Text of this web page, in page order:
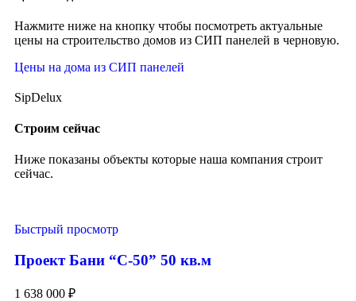
Нажмите ниже на кнопку чтобы посмотреть актуальные
цены на строительство домов из СИП панелей в черновую.
Цены на дома из СИП панелей
SipDelux
Строим сейчас
Ниже показаны объекты которые наша компания строит
сейчас.
Быстрый просмотр
Проект Бани “С-50” 50 кв.м
1 638 000 ₽